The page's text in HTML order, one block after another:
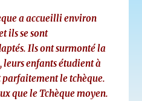
a accueilli environ
ils se sont
Ils ont surmonté la
enfants étudient à
le tchèque.
que le Tchèque moyen.